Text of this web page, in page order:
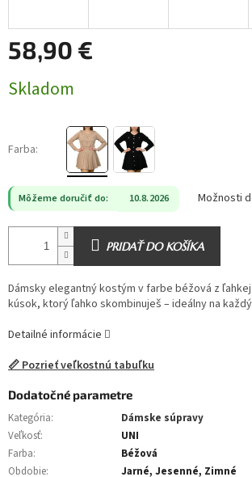
58,90 €
cena:
Skladom
Farba:
Môžeme doručiť do: 10.8.2026 Možnosti
PRIDAŤ DO KOŠÍKA
Dámsky elegantný kostým v farbe béžová z
kúsok, ktorý ľahko skombinuješ – ideálny na
Detailné informácie
📏 Pozrieť veľkostnú tabuľku
Dodatočné parametre
Kategória:
Dámske súpravy
Veľkosť:
UNI
Farba:
Béžová
Obdobie:
Jarné, Jesenné, Zimné